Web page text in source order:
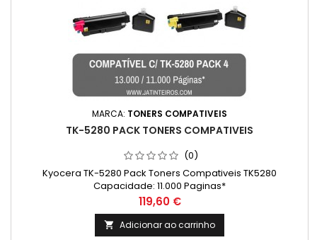
MARCA: TONERS COMPATIVEIS
TK-5280 PACK TONERS COMPATIVEIS
(0)
Kyocera TK-5280 Pack Toners Compativeis TK5280
Capacidade: 11.000 Paginas*
Preço
119,60 €
 Adicionar ao carrinho